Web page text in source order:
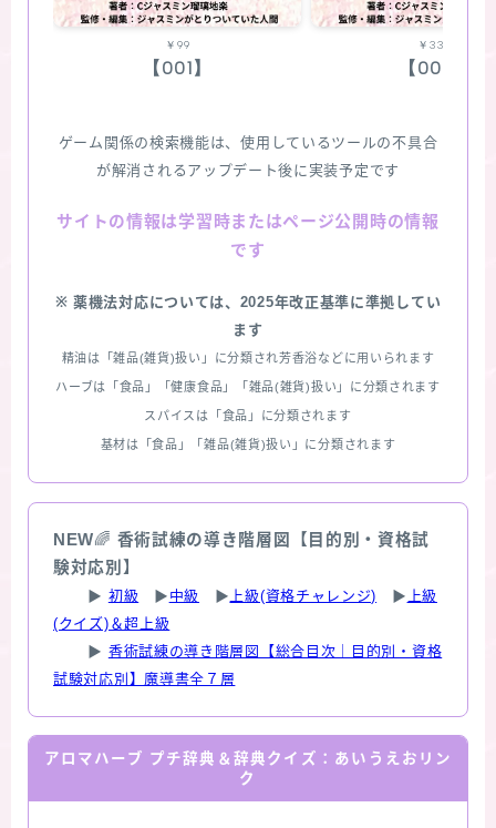
￥99
【001】
￥330
【002】
ゲーム関係の検索機能は、使用しているツールの不具合
が解消されるアップデート後に実装予定です
サイトの情報は学習時またはページ公開時の情報
です
※ 薬機法対応については、2025年改正基準に準拠してい
ます
精油は「雑品(雑貨)扱い」に分類され芳香浴などに用いられます
ハーブは「食品」「健康食品」「雑品(雑貨)扱い」に分類されます
スパイスは「食品」に分類されます
基材は「食品」「雑品(雑貨)扱い」に分類されます
NEW🌈 香術試練の導き階層図【目的別・資格試
験対応別】
▶ 初級 ▶ 中級 ▶ 上級(資格チャレンジ) ▶ 上級
(クイズ)＆超上級
▶ 香術試練の導き階層図【総合目次｜目的別・資格
試験対応別】魔導書全７層
アロマハーブ プチ辞典＆辞典クイズ：あいうえおリン
ク